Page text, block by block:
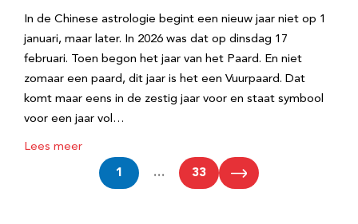
In de Chinese astrologie begint een nieuw jaar niet op 1
januari, maar later. In 2026 was dat op dinsdag 17
februari. Toen begon het jaar van het Paard. En niet
zomaar een paard, dit jaar is het een Vuurpaard. Dat
komt maar eens in de zestig jaar voor en staat symbool
voor een jaar vol…
Lees meer
1 … 33